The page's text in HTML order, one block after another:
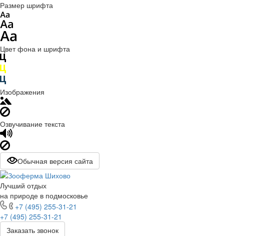
Размер шрифта
Цвет фона и шрифта
Изображения
Озвучивание текста
Обычная версия сайта
Лучший отдых
на природе в подмосковье
+7 (495) 255-31-21
+7 (495) 255-31-21
Заказать звонок